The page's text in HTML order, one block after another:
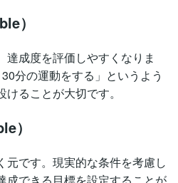
）
達成度を評価しやすくなりま
分の運動をする」というよう
ることが大切です。
）
元です。現実的な条件を考慮し
成できる目標を設定することが